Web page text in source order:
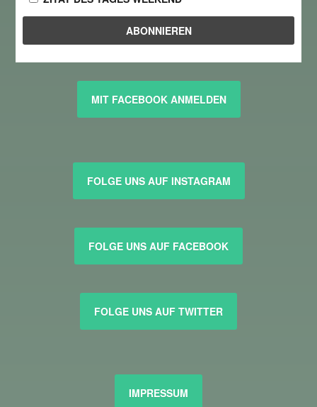
MIT FACEBOOK ANMELDEN
FOLGE UNS AUF INSTAGRAM
FOLGE UNS AUF FACEBOOK
FOLGE UNS AUF TWITTER
IMPRESSUM